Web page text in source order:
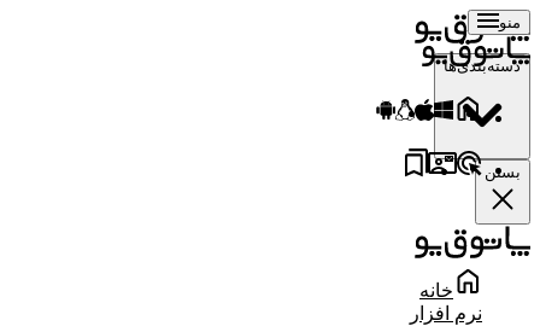
منو
دسته‌بندی‌ها
بستن
خانه
نرم افزار